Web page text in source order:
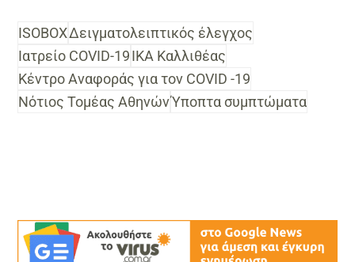
ISOBOXΔειγματολειπτικός έλεγχος
Ιατρείο COVID-19ΙΚΑ Καλλιθέας
Κέντρο Αναφοράς για τον COVID -19
Νότιος Τομέας ΑθηνώνΎποπτα συμπτώματα